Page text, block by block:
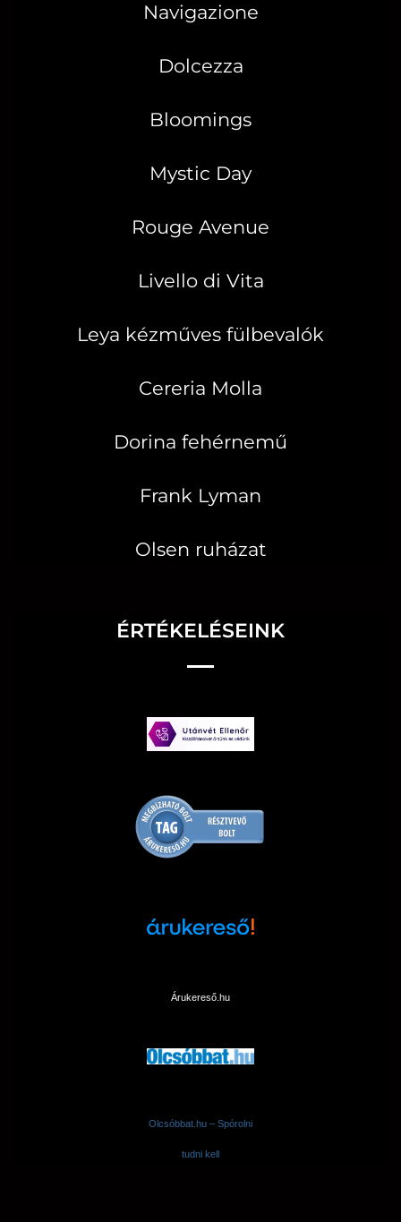
Navigazione
Dolcezza
Bloomings
Mystic Day
Rouge Avenue
Livello di Vita
Leya kézműves fülbevalók
Cereria Molla
Dorina fehérnemű
Frank Lyman
Olsen ruházat
ÉRTÉKELÉSEINK
Árukereső.hu
Olcsóbbat.hu – Spórolni
tudni kell